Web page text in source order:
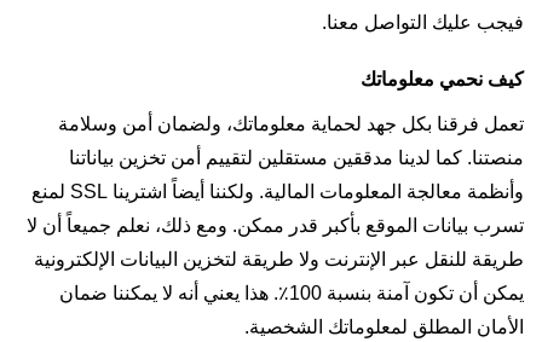
فيجب عليك التواصل معنا.
كيف نحمي معلوماتك
تعمل فرقنا بكل جهد لحماية معلوماتك، ولضمان أمن وسلامة
منصتنا. كما لدينا مدققين مستقلين لتقييم أمن تخزين بياناتنا
وأنظمة معالجة المعلومات المالية. ولكننا أيضاً اشترينا SSL لمنع
تسرب بيانات الموقع بأكبر قدر ممكن. ومع ذلك، نعلم جميعاً أن لا
طريقة للنقل عبر الإنترنت ولا طريقة لتخزين البيانات الإلكترونية
يمكن أن تكون آمنة بنسبة 100٪. هذا يعني أنه لا يمكننا ضمان
الأمان المطلق لمعلوماتك الشخصية.